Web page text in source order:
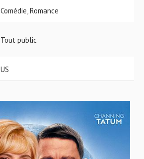
Comédie, Romance
Tout public
US